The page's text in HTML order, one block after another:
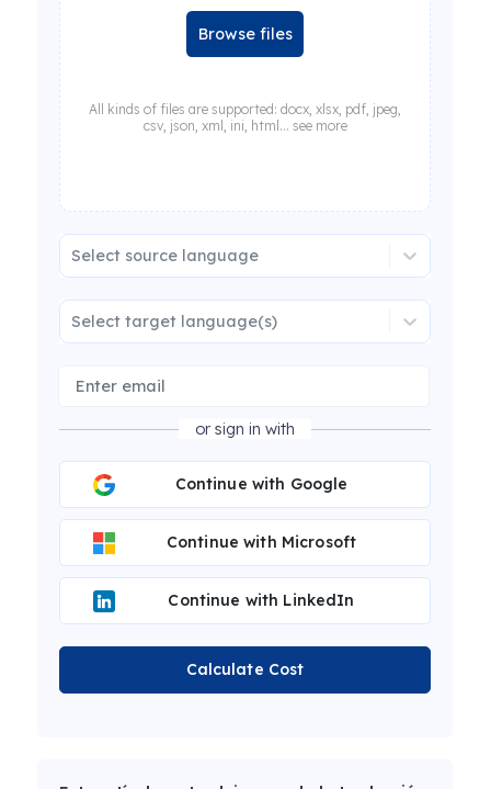
Browse files
All kinds of files are supported: docx, xlsx, pdf, jpeg,
csv, json, xml, ini, html... see more
Select source language
Select target language(s)
or sign in with
Continue with Google
Continue with Microsoft
Continue with LinkedIn
Calculate Cost